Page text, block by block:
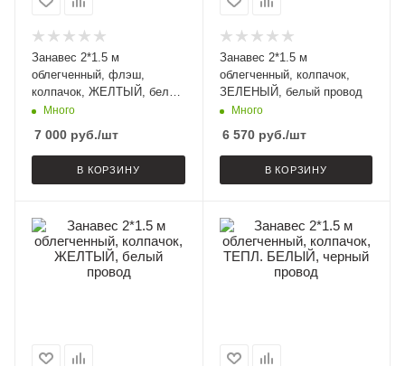
Занавес 2*1.5 м
облегченный, флэш,
колпачок, ЖЕЛТЫЙ, белый
провод
Много
7 000 руб./шт
В КОРЗИНУ
Занавес 2*1.5 м
облегченный, колпачок,
ЗЕЛЕНЫЙ, белый провод
Много
6 570руб./шт
В КОРЗИНУ